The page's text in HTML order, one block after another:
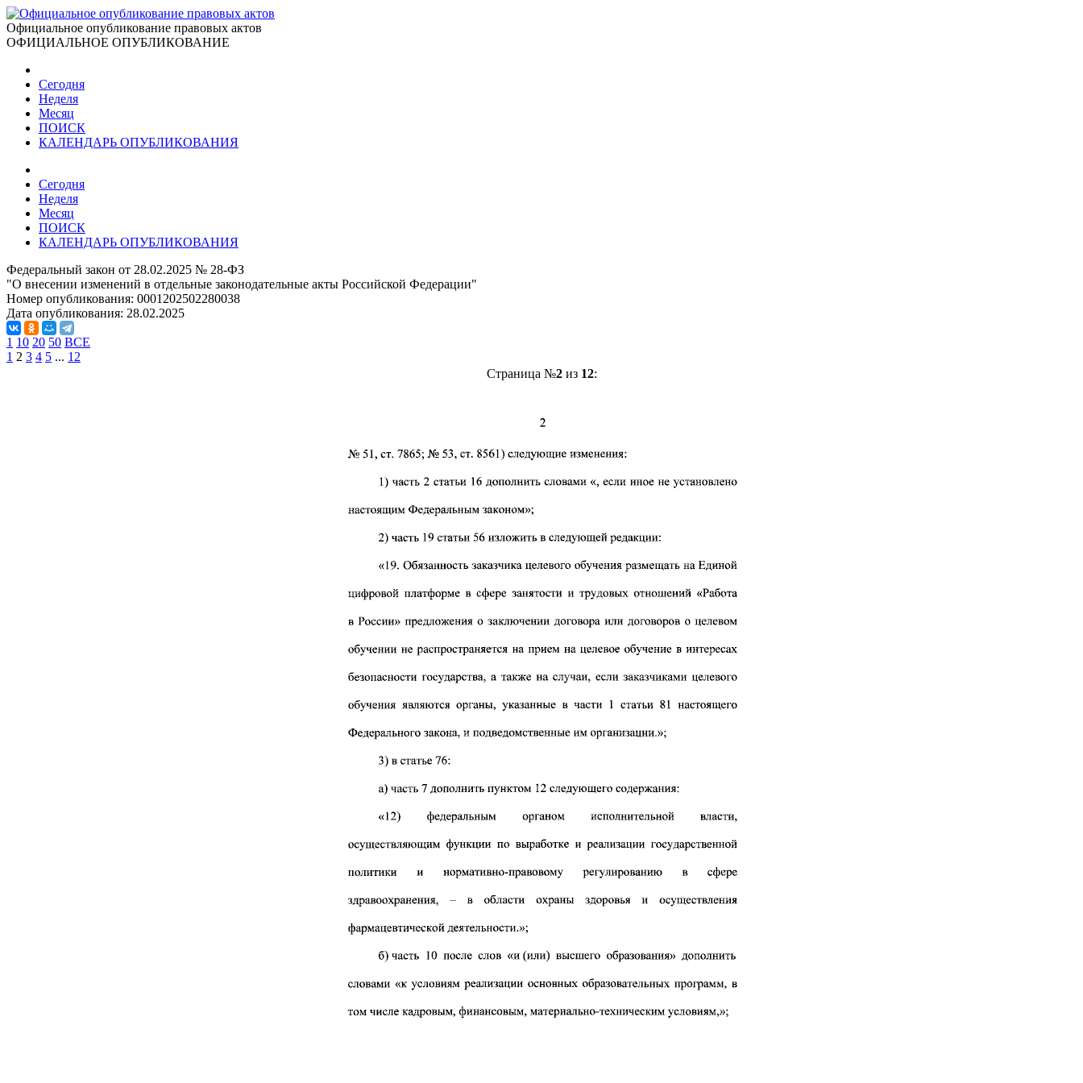
Официальное опубликование правовых актов
ОФИЦИАЛЬНОЕ ОПУБЛИКОВАНИЕ
Сегодня
Неделя
Месяц
ПОИСК
КАЛЕНДАРЬ ОПУБЛИКОВАНИЯ
Сегодня
Неделя
Месяц
ПОИСК
КАЛЕНДАРЬ ОПУБЛИКОВАНИЯ
Федеральный закон от 28.02.2025 № 28-ФЗ
"О внесении изменений в отдельные законодательные акты Российской Федерации"
Номер опубликования: 0001202502280038
Дата опубликования: 28.02.2025
1 10 20 50 ВСЕ
1 2 3 4 5 ... 12
Страница №2из 12: